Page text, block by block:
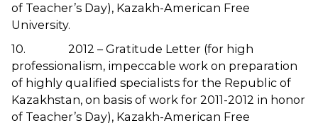
of Teacher’s Day), Kazakh-American Free
University.
10. 2012 – Gratitude Letter (for high
professionalism, impeccable work on preparation
of highly qualified specialists for the Republic of
Kazakhstan, on basis of work for 2011-2012 in honor
of Teacher’s Day), Kazakh-American Free